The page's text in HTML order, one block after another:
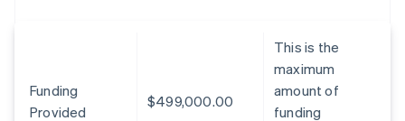
Funding
Provided
$499,000.00
This is the
maximum
amount of
funding